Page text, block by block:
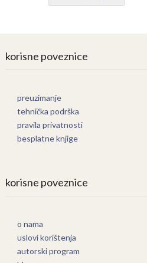
korisne poveznice
preuzimanje
tehnička podrška
pravila privatnosti
besplatne knjige
korisne poveznice
o nama
uslovi korištenja
autorski program